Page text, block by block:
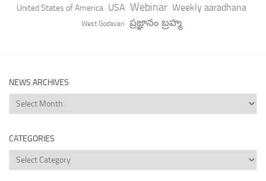
United States of America USA Webinar Weekly aaradhana
West Godavari ప్రజ్ఞానం బ్రహ్మ
NEWS ARCHIVES
News
Archives
CATEGORIES
Categories